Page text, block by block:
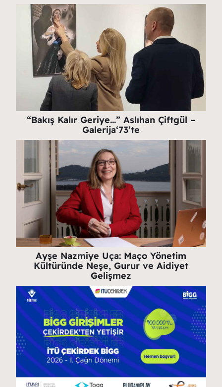
“Bakış Kalır Geriye…” Aslıhan Çiftgül –
Galerija‘73’te
Ayşe Nazmiye Uça: Maço Yönetim
Kültüründe Neşe, Gurur ve Aidiyet
Gelişmez